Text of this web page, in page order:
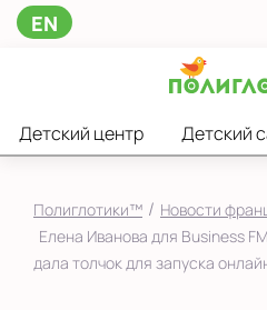
EN
Детский центр Детский
Полиглотики™ / Новости
Елена Иванова для Business
дала толчок для запуска